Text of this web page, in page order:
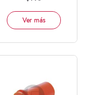
Ver más